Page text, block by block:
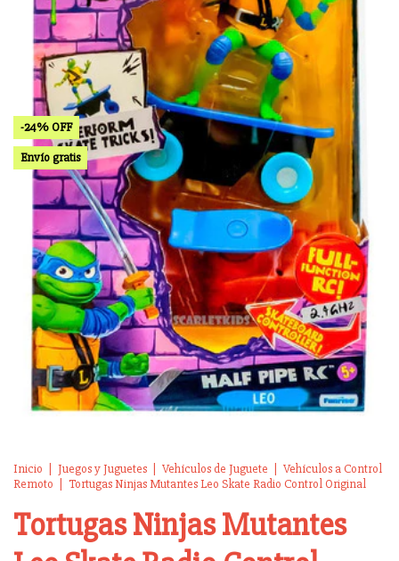
-24%OFF
Envío gratis
Inicio Juegos y Juguetes Vehículos de Juguete
Vehículos a Control
Remoto
Tortugas Ninjas Mutantes Leo Skate Radio Control Original
Tortugas Ninjas Mutantes